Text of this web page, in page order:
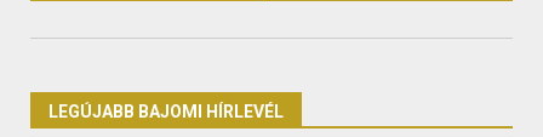
LEGÚJABB BAJOMI HÍRLEVÉL